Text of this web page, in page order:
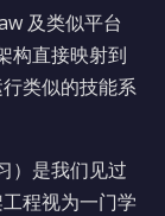
及类似平台
构直接映射到
类似的技能系
）是我们见过
程视为一门学